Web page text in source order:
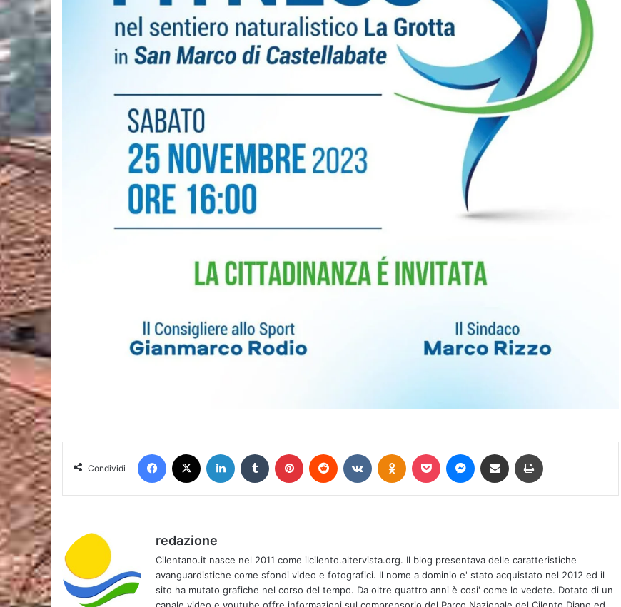
Condividi
Facebook LinkedIn Tumblr Pinterest Reddit VKontakteOdnoklassniki
Pocket Messenger
Condividi via mail
redazione
Cilentano.it nasce nel 2011 come ilcilento.altervista.org. Il blog presentava delle caratteristiche
avanguardistiche come sfondi video e fotografici. Il nome a dominio e' stato acquistato nel 2012 ed il
sito ha mutato grafiche nel corso del tempo. Da oltre quattro anni è cosi' come lo vedete. Dotato di un
canale video e youtube offre informazioni sul comprensorio del Parco Nazionale del Cilento Diano ed
Antonella Casaburi presenta la quarta
raccolta del poeta Vito Caponegri